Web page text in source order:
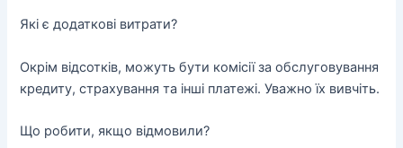
Які є додаткові витрати?
Окрім відсотків, можуть бути комісії за обслуговування
кредиту, страхування та інші платежі. Уважно їх вивчіть.
Що робити, якщо відмовили?